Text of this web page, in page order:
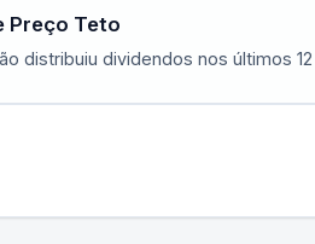
Preço Teto
distribuiu dividendos nos últimos